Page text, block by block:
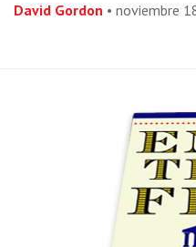
David Gordon • noviembre